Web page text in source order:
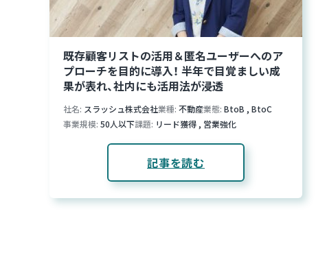
既存顧客リストの活用＆匿名ユーザーへのア
プローチを目的に導入！ 半年で目覚ましい成
果が表れ、社内にも活用法が浸透
社名 スラッシュ株式会社業種 不動産業態 BtoB , BtoC
事業規模 50人以下課題 リード獲得 , 営業強化
記事を読む